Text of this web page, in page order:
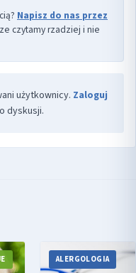
Napisz do nas przez
czytamy rzadziej i nie
użytkownicy. Zaloguj
dyskusji.
ALERGOLOGIA